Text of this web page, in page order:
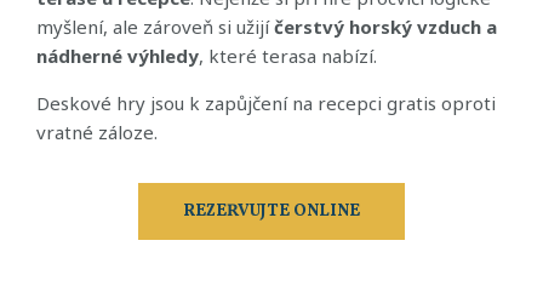
myšlení, ale zároveň si užijíčerstvý horský vzduch a
nádherné výhledy, které terasa nabízí.
Deskové hry jsou k zapůjčení na recepci gratis oproti
vratné záloze.
REZERVUJTE ONLINE